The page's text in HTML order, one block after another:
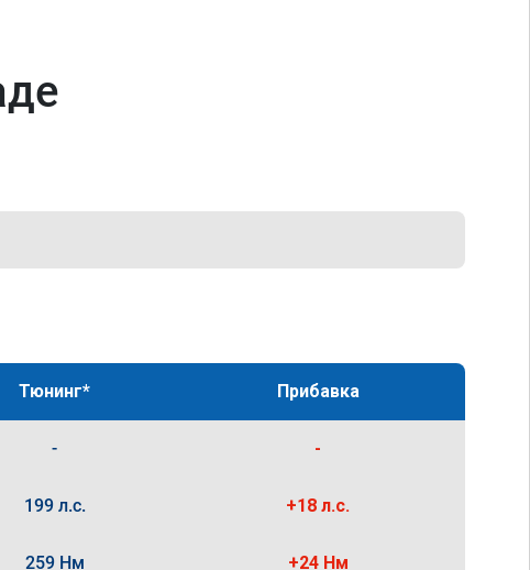
Тюнинг* Прибавка
- -
199 л.с. +18 л.с.
259 Нм +24 Нм